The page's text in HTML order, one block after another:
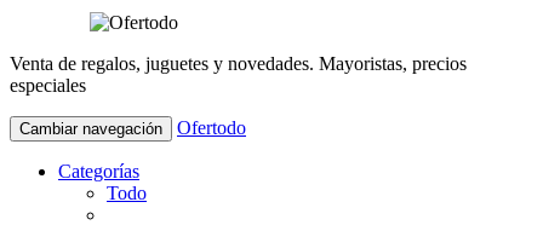
Venta de regalos, juguetes y novedades. Mayoristas, precios
especiales
Cambiar navegación Ofertodo
Categorías
Todo